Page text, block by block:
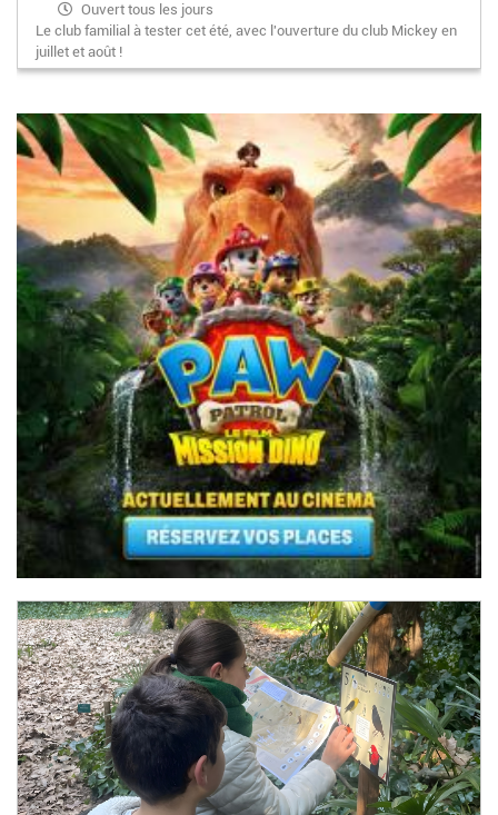
Ouvert tous les jours
Le club familial à tester cet été, avec l'ouverture du club Mickey en
juillet et août !